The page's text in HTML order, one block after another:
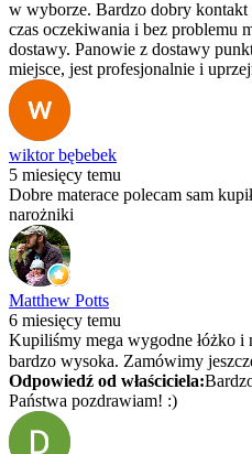
w wyborze. Bardzo dobry
czas oczekiwania i bez problemu
dostawy. Panowie z dostawy
miejsce, jest profesjonalnie i
wiktor bębebek
5 miesięcy temu
Dobre materace polecam sam
narożniki
Matthew Potts
6 miesięcy temu
Kupiliśmy mega wygodne łóżko i
bardzo wysoka. Zamówimy
Odpowiedź od właściciela:
Państwa pozdrawiam! :)